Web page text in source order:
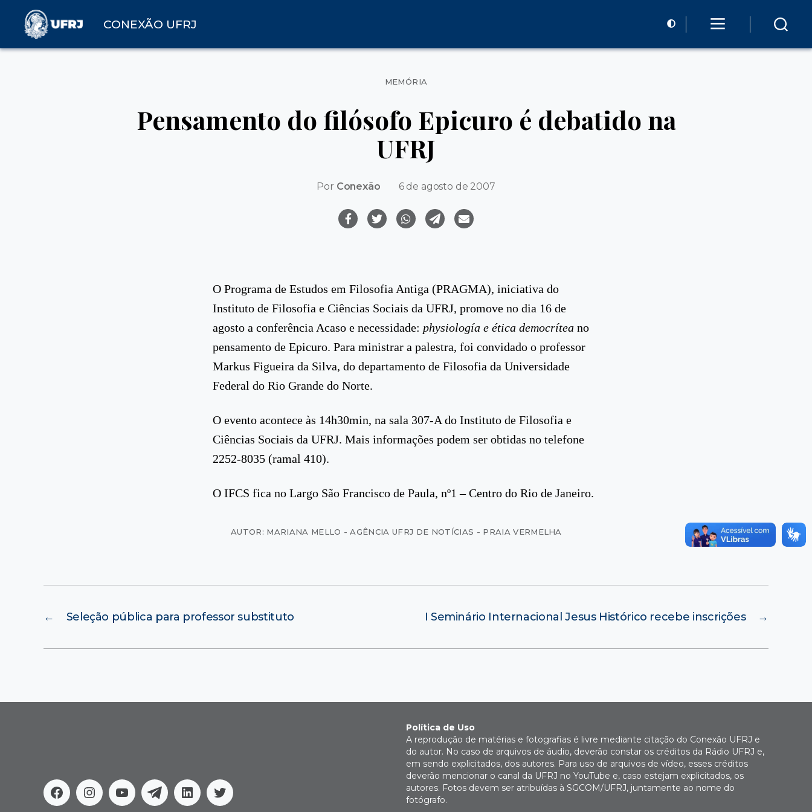
CONEXÃO UFRJ
Categorias
MEMÓRIA
Pensamento do filósofo Epicuro é debatido na
UFRJ
Por Conexão 6 de agosto de 2007
O Programa de Estudos em Filosofia Antiga (PRAGMA), iniciativa do
Instituto de Filosofia e Ciências Sociais da UFRJ, promove no dia 16 de
agosto a conferência Acaso e necessidade: physiología e ética democrítea no
pensamento de Epicuro. Para ministrar a palestra, foi convidado o professor
Markus Figueira da Silva, do departamento de Filosofia da Universidade
Federal do Rio Grande do Norte.
O evento acontece às 14h30min, na sala 307-A do Instituto de Filosofia e
Ciências Sociais da UFRJ. Mais informações podem ser obtidas no telefone
2252-8035 (ramal 410).
O IFCS fica no Largo São Francisco de Paula, nº1 – Centro do Rio de Janeiro.
AUTOR: MARIANA MELLO - AGÊNCIA UFRJ DE NOTÍCIAS - PRAIA VERMELHA
← Seleção pública para professor substituto →
I Seminário Internacional Jesus Histórico recebe inscrições
FacebookInstagram
YoutubeTelegramLinkedinTwitter
Política de Uso
A reprodução de matérias e fotografias é livre mediante citação do Conexão UFRJ e
do autor. No caso de arquivos de áudio, deverão constar os créditos da Rádio UFRJ e,
em sendo explicitados, dos autores. Para uso de arquivos de vídeo, esses créditos
deverão mencionar o canal da UFRJ no YouTube e, caso estejam explicitados, os
autores. Fotos devem ser atribuídas à SGCOM/UFRJ, juntamente ao nome do
fotógrafo.